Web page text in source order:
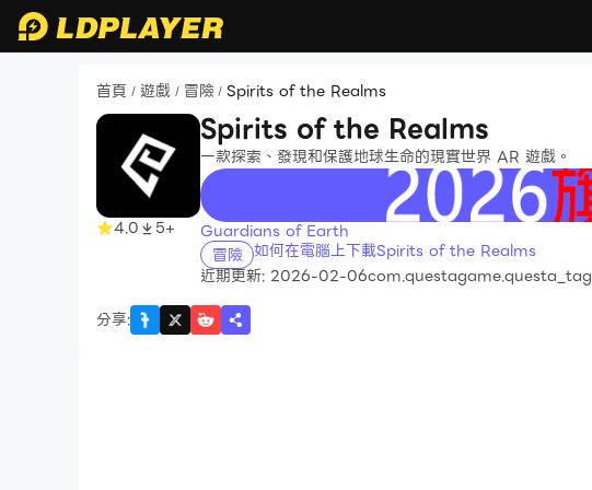
首頁 / 遊戲 / 冒險 / Spirits of the Realms
4.0 5+
Spirits of the Realms
一款探索、發現和保護地球生命的現實世界 AR 遊戲。
recommend
Guardians of Earth
冒險 如何在電腦上下載Spirits of the Realms
近期更新: 2026-02-06com.questagame.questa_tag
分享: